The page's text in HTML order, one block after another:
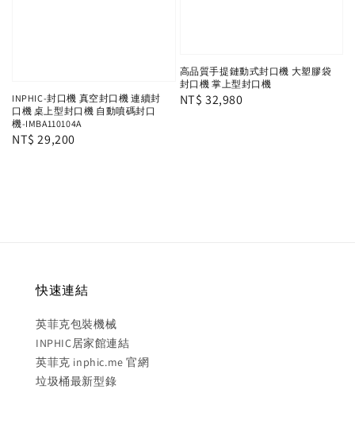
INPHIC-封口機 真空封口機 連續封
口機 桌上型封口機 自動噴碼封口
機-IMBA110104A
Regular
NT$ 29,200
高品質手提鏈動式封口機 大塑膠袋
封口機 掌上型封口機
Regular
NT$ 32,980
快速連結
英菲克包裝機械
INPHIC居家館連結
英菲克 inphic.me 官網
垃圾桶最新型錄